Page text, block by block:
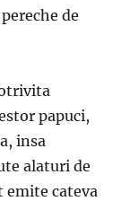
de
papuci,
insa
alaturi de
emite cateva